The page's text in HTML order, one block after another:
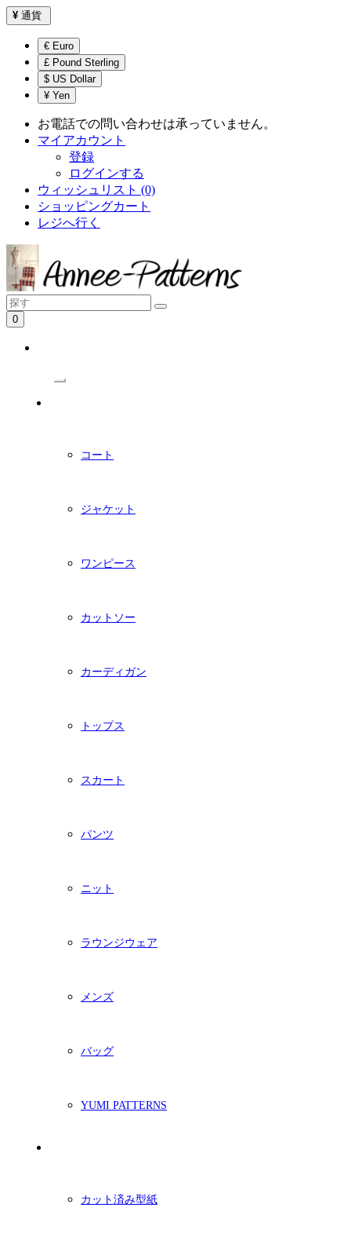
¥ 通貨
€ Euro
£ Pound Sterling
$ US Dollar
¥ Yen
お電話での問い合わせは承っていません。
マイアカウント
登録
ログインする
ウィッシュリスト (0)
ショッピングカート
レジへ行く
0
コート
ジャケット
ワンピース
カットソー
カーディガン
トップス
スカート
パンツ
ニット
ラウンジウェア
メンズ
バッグ
YUMI PATTERNS
カット済み型紙